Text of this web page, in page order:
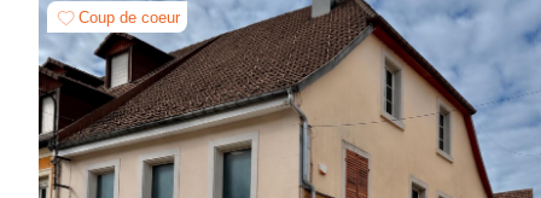
Coup de coeur